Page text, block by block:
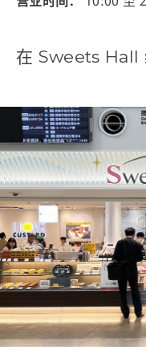
在 Sweets Hall